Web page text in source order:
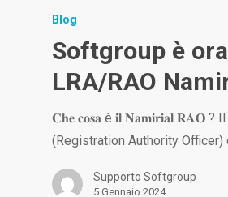
Blog
Softgroup è ora
LRA/RAO
𝐂𝐡𝐞 𝐜𝐨𝐬𝐚 è 𝐢𝐥 𝐍𝐚𝐦𝐢𝐫𝐢𝐚𝐥 𝐑𝐀𝐎 ? Il
(Registration Authority
Supporto Softgroup
5 Gennaio 2024